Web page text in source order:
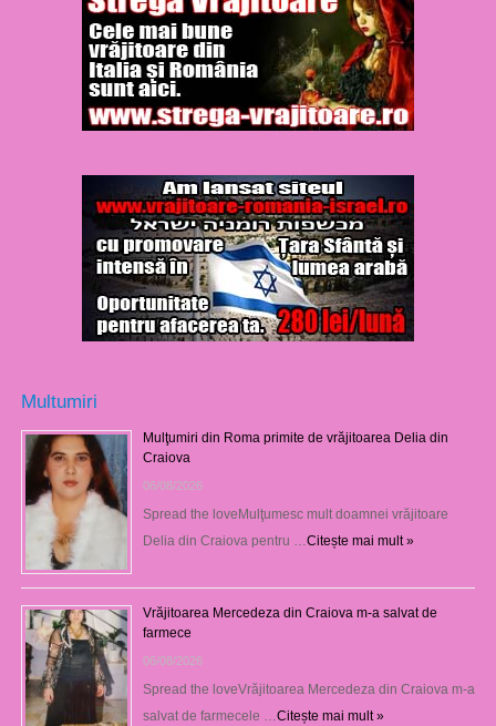
Multumiri
Mulţumiri din Roma primite de vrăjitoarea Delia din
Craiova
06/08/2026
Spread the loveMulţumesc mult doamnei vrăjitoare
Delia din Craiova pentru …Citește mai mult »
Vrăjitoarea Mercedeza din Craiova m-a salvat de
farmece
06/08/2026
Spread the loveVrăjitoarea Mercedeza din Craiova m-a
salvat de farmecele …Citește mai mult »